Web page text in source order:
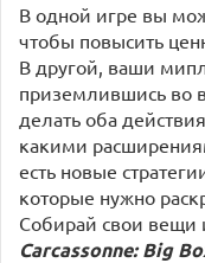
В одной игре вы
чтобы повысить
В другой, ваши
приземлившись во
делать оба
какими
есть новые
которые нужно
Собирай свои вещи
Carcassonne: Big